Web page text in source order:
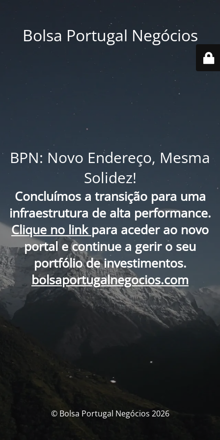
Bolsa Portugal Negócios
BPN: Novo Endereço, Mesma
Solidez!
Concluímos a transição para uma
infraestrutura de alta performance.
Clique no link para aceder ao novo
portal e continue a gerir o seu
portfólio de investimentos.
bolsaportugalnegocios.com
© Bolsa Portugal Negócios 2026